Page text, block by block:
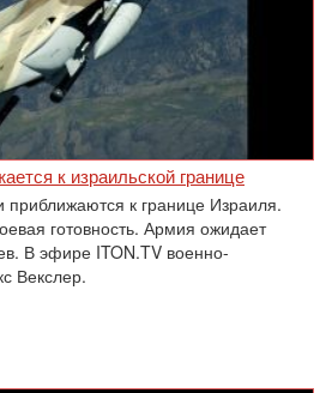
к израильской границе
к границе Израиля.
готовность. Армия ожидает
В эфире ITON.TV военно-
Векслер.